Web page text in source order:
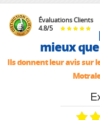
Évaluations Clients
4.8/5
mieux
Ils donnent leur avis sur